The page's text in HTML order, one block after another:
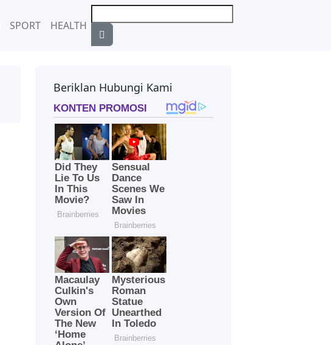
SPORT HEALTH
Beriklan Hubungi Kami